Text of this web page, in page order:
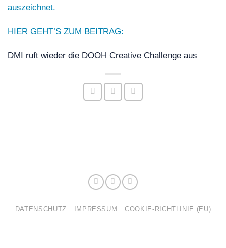
auszeichnet.
HIER GEHT’S ZUM BEITRAG:
DMI ruft wieder die DOOH Creative Challenge aus
DATENSCHUTZ IMPRESSUM COOKIE-RICHTLINIE (EU)